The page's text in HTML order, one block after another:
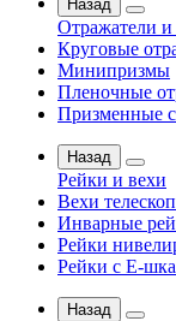
Назад
Отражатели
Круговые
Минипризмы
Пленочные
Призменные
Назад
Рейки и вехи
Вехи
Инварные
Рейки
Рейки с Е-
Назад